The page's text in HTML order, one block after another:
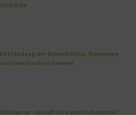
Getreide
Entzündung der Nebenhöhlen: Symptome
und verschiedene Formen
Stuhlgang – wie oft ist eigentlich normal?